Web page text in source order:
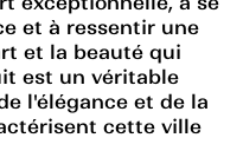
et à ressentir une
et la beauté qui
est un véritable
l'élégance et de la
cette ville